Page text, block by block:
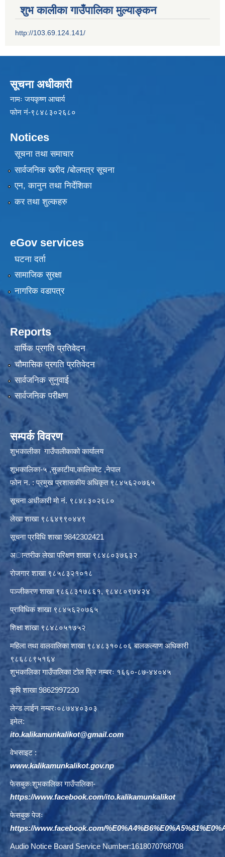
शुभ कालीका गाउँपालिका मुल्याङ्कन
http://103.69.124.141/
सूचना अधीकारी
नामः जयकृष्ण आचार्य
फोन नं-९८४८३०२६८०
Notices
सूचना तथा समाचार
सार्वजनिक खरीद /बोलपत्र सूचना
एन, कानुन तथा निर्देशिका
कर तथा शुल्कहरु
eGov services
घटना दर्ता
सामाजिक सुरक्षा
नागरिक वडापत्र
Reports
वार्षिक प्रगति प्रतिवेदन
चौमासिक प्रगति प्रतिवेदन
सार्वजनिक सुनुवाई
सार्वजनिक परीक्षण
सम्पर्क विवरण
शुभकालीका गाउँपालीकाको कार्यालय
शूभकालिका-५ ,सुकाटीया,कालिकोट ,नेपाल
फोन न. : प्रमुख प्रशासकीय अधिकृत ९८४५६२०७६५
सूचना अधीकारी माे नं. ९८४८३०२६८०
लेखा शाखा ९८६४९९०४४९
सूचना प्रविधि शाखा 9842302421
अान्तरीक लेखा परिक्षण शाखा ९८४८०३७६३२
राेजगार शाखा ९८५८३२१०१८
पञ्जीकरण शाखा ९८६८३१७८६१, ९८४८०९७४२४
प्राविधिक शाखा ९८४५६२०७६५
शिक्षा शाखा ९८४८०५१७५२
महिला तथा वालवालिका शाखा ९८४८३१०८०६ बालकल्याण अधिकारी
९८६८८९५१६४
शुभकालिका गाउँपालिका टोल फ्रि नम्बरः १६६०-८७-४४०४५
कृषि शाखा 9862997220
लेन्ड लाईन नम्बरः०८७४४०३०३
इमेल:
ito.kalikamunkalikot@gmail.com
वेभसाइट :
www.kalikamunkalikot.gov.np
फेसबुकःशुभकालिका गाउँपालिका-
https://www.facebook.com/ito.kalikamunkalikot
फेसबुक पेजः
https://www.facebook.com/
Audio Notice Board Service Number:1618070768708